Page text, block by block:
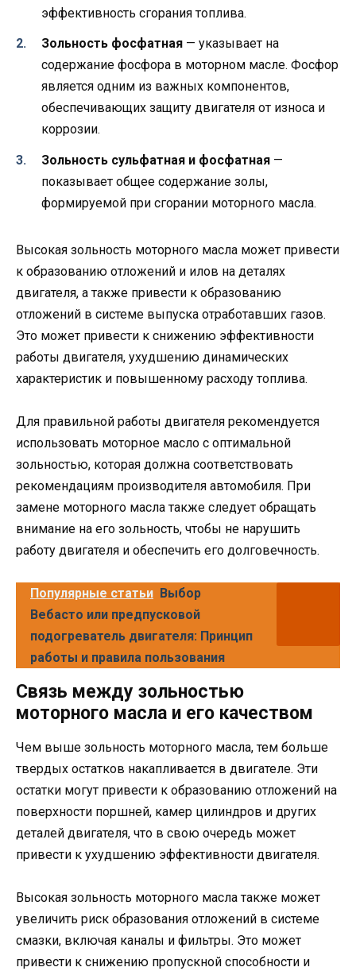
эффективность сгорания топлива.
Зольность фосфатная — указывает на
содержание фосфора в моторном масле. Фосфор
является одним из важных компонентов,
обеспечивающих защиту двигателя от износа и
коррозии.
Зольность сульфатная и фосфатная —
показывает общее содержание золы,
формируемой при сгорании моторного масла.
Высокая зольность моторного масла может привести
к образованию отложений и илов на деталях
двигателя, а также привести к образованию
отложений в системе выпуска отработавших газов.
Это может привести к снижению эффективности
работы двигателя, ухудшению динамических
характеристик и повышенному расходу топлива.
Для правильной работы двигателя рекомендуется
использовать моторное масло с оптимальной
зольностью, которая должна соответствовать
рекомендациям производителя автомобиля. При
замене моторного масла также следует обращать
внимание на его зольность, чтобы не нарушить
работу двигателя и обеспечить его долговечность.
Популярные статьи Выбор
Вебасто или предпусковой
подогреватель двигателя: Принцип
работы и правила пользования
Связь между зольностью
моторного масла и его качеством
Чем выше зольность моторного масла, тем больше
твердых остатков накапливается в двигателе. Эти
остатки могут привести к образованию отложений на
поверхности поршней, камер цилиндров и других
деталей двигателя, что в свою очередь может
привести к ухудшению эффективности двигателя.
Высокая зольность моторного масла также может
увеличить риск образования отложений в системе
смазки, включая каналы и фильтры. Это может
привести к снижению пропускной способности и